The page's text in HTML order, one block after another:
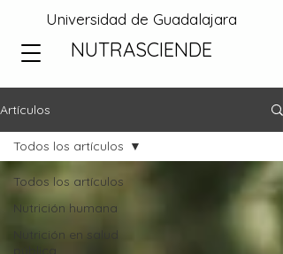
Universidad de Guadalajara
NUTRASCIENDE
Artículos
Todos los artículos
Nutrición humana
Nutrición en salud
Todos los artículos